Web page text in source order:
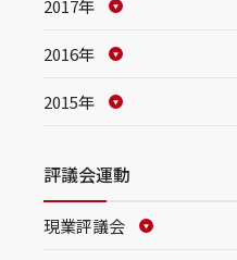
2017年
2016年
2015年
評議会運動
現業評議会